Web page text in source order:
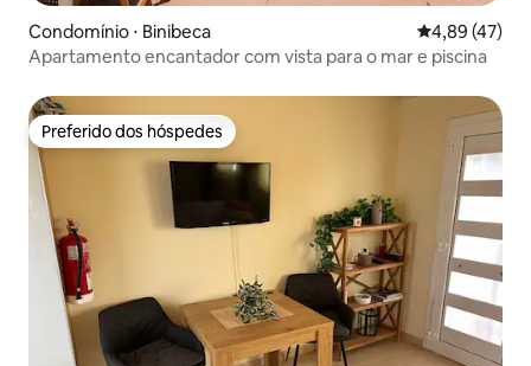
Condomínio ⋅ Binibeca 4,89 de uma
4,89 (47)
Apartamento encantador com vista para o mar e piscina
Preferido dos hóspedes
Preferido dos hóspedes